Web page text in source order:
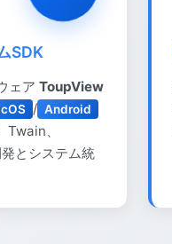
SDK
ェア ToupView
/ Android
、
とシステム統